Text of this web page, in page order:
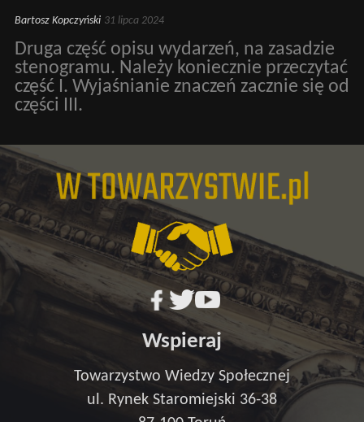
Bartosz Kopczyński 31 lipca 2024
Druga część opisu wydarzeń, na zasadzie
stenogramu. Należy koniecznie przeczytać
część I. Wyjaśnianie znaczeń zacznie się od
części III.
Wspieraj
Towarzystwo Wiedzy Społecznej
ul. Rynek Staromiejski 36-38